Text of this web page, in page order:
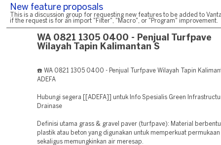
New feature proposals
This is a discussion group for requesting new features to be added to
if the request is for an import "Filter", "Macro", or "Program" improvement.
WA 0821 1305 0400 - Penjual Turfpave
Wilayah Tapin Kalimantan S
☎️ WA 0821 1305 0400 - Penjual Turfpave Wilayah Tapin
ADEFA
Hubungi segera [[ADEFA]] untuk Info Spesialis Green
Drainase
Definisi utama grass & gravel paver (turfpave): Material
plastik atau beton yang digunakan untuk memperkuat permukaan
sekaligus memungkinkan air meresap.